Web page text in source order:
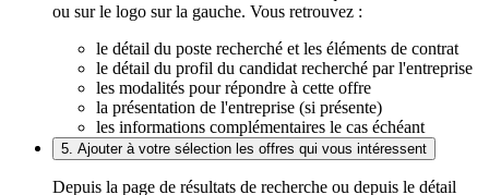
ou sur le logo sur la gauche. Vous retrouvez :
le détail du poste recherché et les éléments de contrat
le détail du profil du candidat recherché par l'entreprise
les modalités pour répondre à cette offre
la présentation de l'entreprise (si présente)
les informations complémentaires le cas échéant
5. Ajouter à votre sélection les offres qui vous intéressent
Depuis la page de résultats de recherche ou depuis le détail